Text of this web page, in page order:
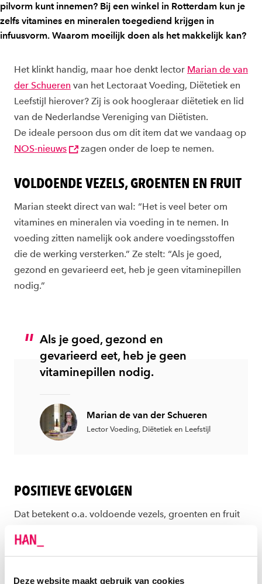
Deze website maakt gebruik van cookies
pilvorm kunt innemen? Bij een winkel in Rotterdam kun je
zelfs vitamines en mineralen toegediend krijgen in
infuusvorm. Waarom moeilijk doen als het makkelijk kan?
Het klinkt handig, maar hoe denkt lector Marian de van
der Schueren van het Lectoraat Voeding, Diëtetiek en
Leefstijl hierover? Zij is ook hoogleraar diëtetiek en lid
van de Nederlandse Vereniging van Diëtisten.
De ideale persoon dus om dit item dat we vandaag op
NOS-nieuws
zagen onder de loep te nemen.
VOLDOENDE VEZELS, GROENTEN EN FRUIT
Marian steekt direct van wal: “Het is veel beter om
vitamines en mineralen via voeding in te nemen. In
voeding zitten namelijk ook andere voedingsstoffen
die de werking versterken.” Ze stelt: “Als je goed,
gezond en gevarieerd eet, heb je geen vitaminepillen
nodig.”
Als je goed, gezond en
gevarieerd eet, heb je geen
vitaminepillen nodig.
Marian de van der Schueren
Lector Voeding, Diëtetiek en Leefstijl
POSITIEVE GEVOLGEN
Dat betekent o.a. voldoende vezels, groenten en fruit
om aandacht vraagt, omdat mensen vaak snel in een
slechts 10% van alle volwassen Nederlanders eet